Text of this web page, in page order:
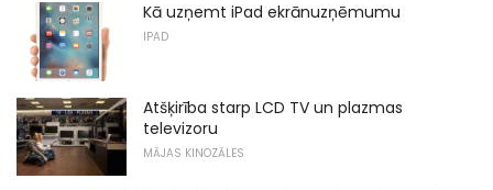
Kā uzņemt iPad ekrānuzņēmumu
IPAD
Atšķirība starp LCD TV un plazmas
televizoru
MĀJAS KINOZĀLES